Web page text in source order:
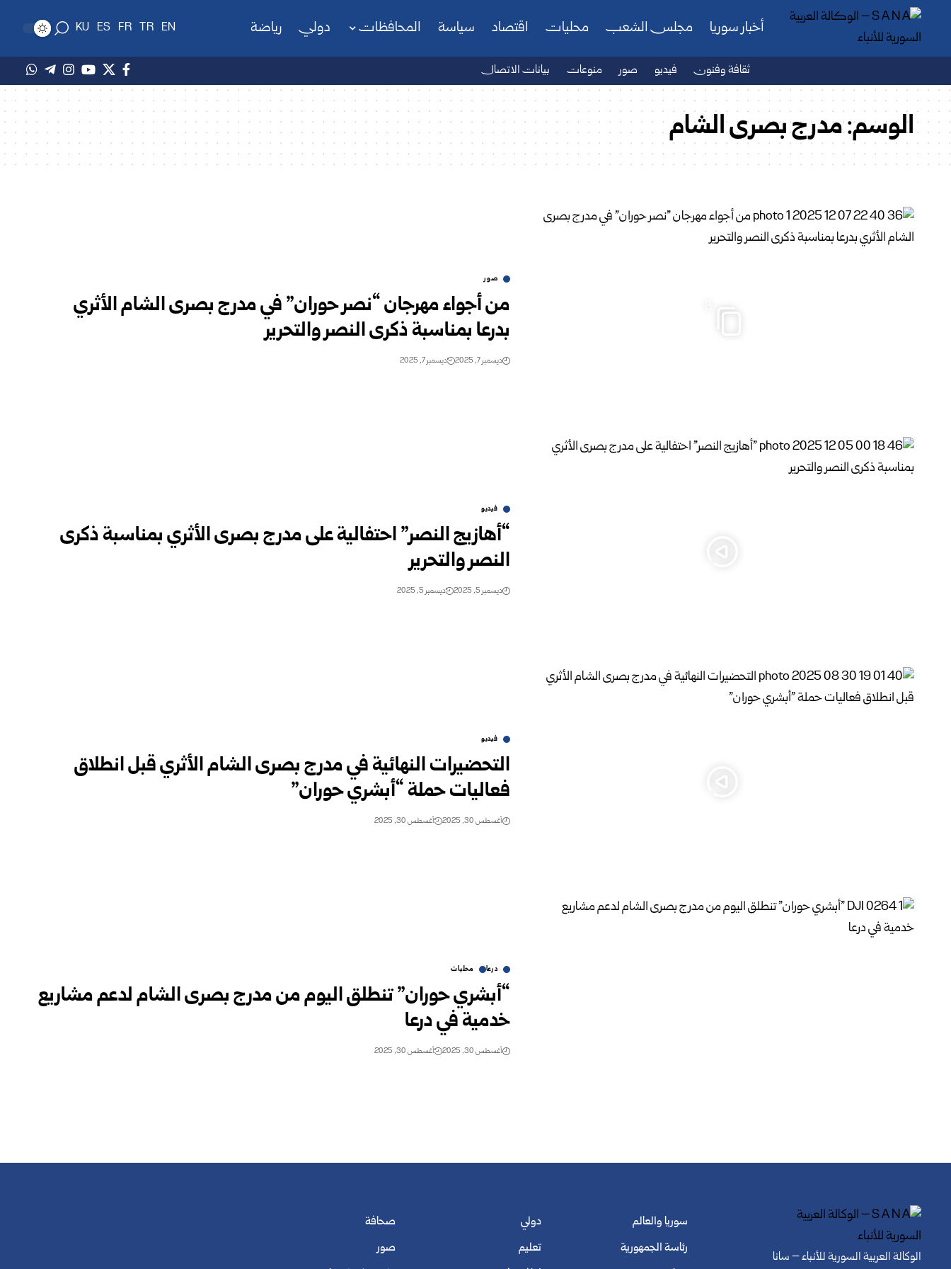
أخبار سوريا مجلس الشعب محليات اقتصاد سياسة المحافظات دولي رياضة EN
TR
FR
ES
KU
ثقافة وفنون فيديو صور منوعات بيانات الاتصال
الوسم:مدرج بصرى الشام
صور
من أجواء مهرجان “نصر حوران” في مدرج بصرى الشام الأثري
بدرعا بمناسبة ذكرى النصر والتحرير
ديسمبر 7, 2025 ديسمبر 7, 2025
فيديو
“أهازيج النصر” احتفالية على مدرج بصرى الأثري بمناسبة ذكرى
النصر والتحرير
ديسمبر 5, 2025 ديسمبر 5, 2025
فيديو
التحضيرات النهائية في مدرج بصرى الشام الأثري قبل انطلاق
فعاليات حملة “أبشري حوران”
أغسطس 30, 2025 أغسطس 30, 2025
درعا محليات
“أبشري حوران” تنطلق اليوم من مدرج بصرى الشام لدعم مشاريع
خدمية في درعا
أغسطس 30, 2025 أغسطس 30, 2025
الوكالة العربية السورية للأنباء – سانا
سوريا والعالم
رئاسة الجمهورية
دولي
تعليم
صحافة
صور